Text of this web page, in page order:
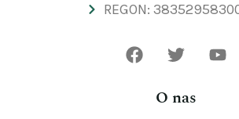
REGON:
O nas